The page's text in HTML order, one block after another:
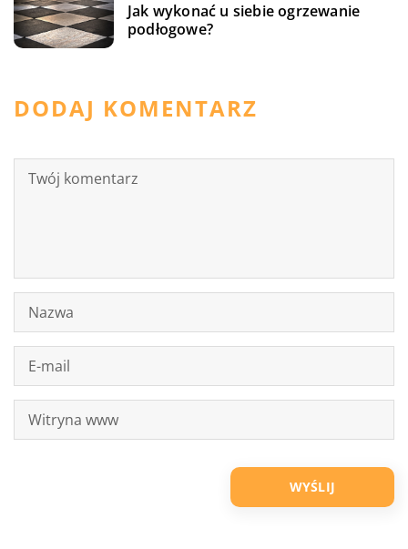
Jak wykonać u siebie ogrzewanie
podłogowe?
DODAJ KOMENTARZ